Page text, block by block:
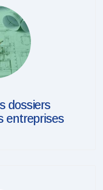
dossiers
entreprises